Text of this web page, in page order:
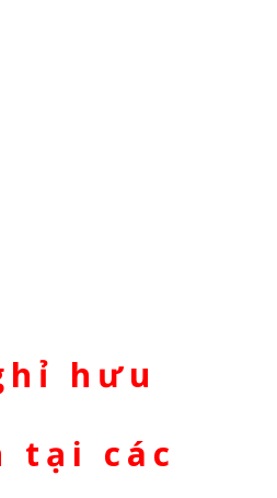
hưu
tại các